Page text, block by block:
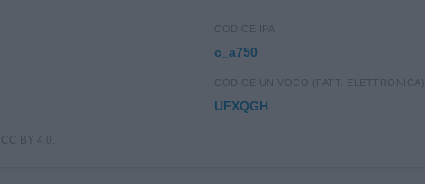
CODICE IPA
c_a750
CODICE UNIVOCO (FATT. ELETTRONICA)
UFXQGH
BY 4.0.